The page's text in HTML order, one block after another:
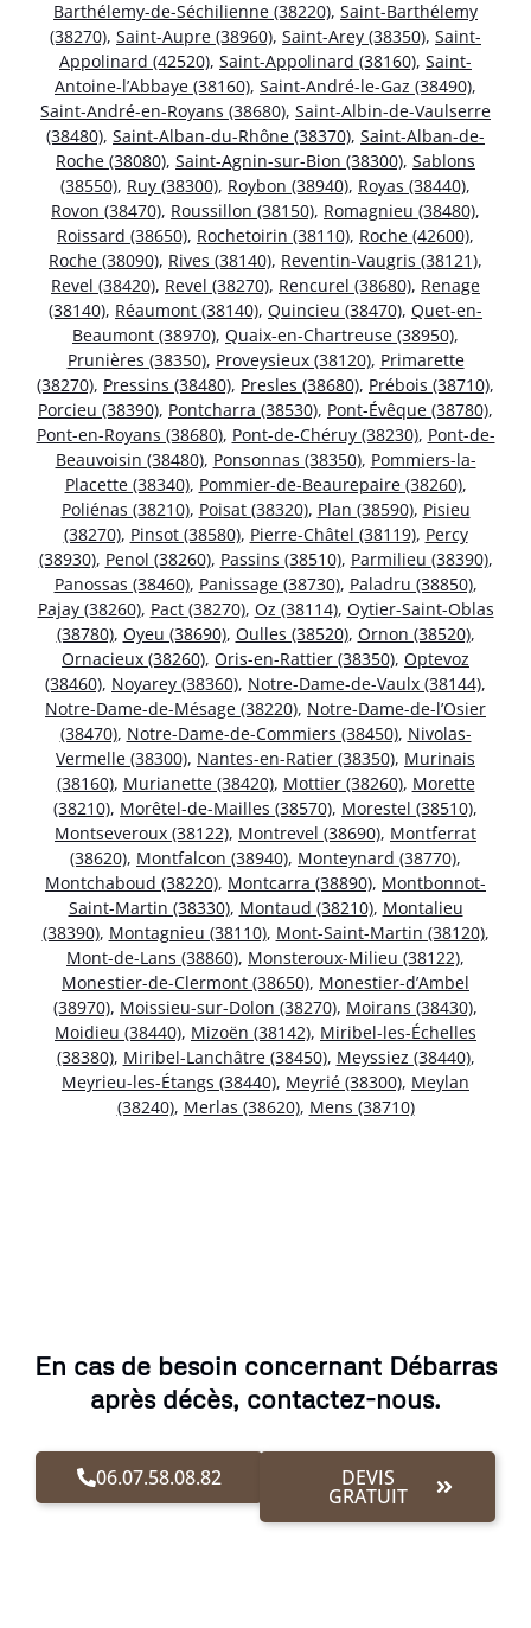
Barthélemy-de-Séchilienne (38220), Saint-Barthélemy
(38270), Saint-Aupre (38960), Saint-Arey (38350), Saint-
Appolinard (42520), Saint-Appolinard (38160), Saint-
Antoine-l’Abbaye (38160), Saint-André-le-Gaz (38490),
Saint-André-en-Royans (38680), Saint-Albin-de-Vaulserre
(38480), Saint-Alban-du-Rhône (38370), Saint-Alban-de-
Roche (38080), Saint-Agnin-sur-Bion (38300), Sablons
(38550), Ruy (38300), Roybon (38940), Royas (38440),
Rovon (38470), Roussillon (38150), Romagnieu (38480),
Roissard (38650), Rochetoirin (38110), Roche (42600),
Roche (38090), Rives (38140), Reventin-Vaugris (38121),
Revel (38420), Revel (38270), Rencurel (38680), Renage
(38140), Réaumont (38140), Quincieu (38470), Quet-en-
Beaumont (38970), Quaix-en-Chartreuse (38950),
Prunières (38350), Proveysieux (38120), Primarette
(38270), Pressins (38480), Presles (38680), Prébois (38710),
Porcieu (38390), Pontcharra (38530), Pont-Évêque (38780),
Pont-en-Royans (38680), Pont-de-Chéruy (38230), Pont-de-
Beauvoisin (38480), Ponsonnas (38350), Pommiers-la-
Placette (38340), Pommier-de-Beaurepaire (38260),
Poliénas (38210), Poisat (38320), Plan (38590), Pisieu
(38270), Pinsot (38580), Pierre-Châtel (38119), Percy
(38930), Penol (38260), Passins (38510), Parmilieu (38390),
Panossas (38460), Panissage (38730), Paladru (38850),
Pajay (38260), Pact (38270), Oz (38114), Oytier-Saint-Oblas
(38780), Oyeu (38690), Oulles (38520), Ornon (38520),
Ornacieux (38260), Oris-en-Rattier (38350), Optevoz
(38460), Noyarey (38360), Notre-Dame-de-Vaulx (38144),
Notre-Dame-de-Mésage (38220), Notre-Dame-de-l’Osier
(38470), Notre-Dame-de-Commiers (38450), Nivolas-
Vermelle (38300), Nantes-en-Ratier (38350), Murinais
(38160), Murianette (38420), Mottier (38260), Morette
(38210), Morêtel-de-Mailles (38570), Morestel (38510),
Montseveroux (38122), Montrevel (38690), Montferrat
(38620), Montfalcon (38940), Monteynard (38770),
Montchaboud (38220), Montcarra (38890), Montbonnot-
Saint-Martin (38330), Montaud (38210), Montalieu
(38390), Montagnieu (38110), Mont-Saint-Martin (38120),
Mont-de-Lans (38860), Monsteroux-Milieu (38122),
Monestier-de-Clermont (38650), Monestier-d’Ambel
(38970), Moissieu-sur-Dolon (38270), Moirans (38430),
Moidieu (38440), Mizoën (38142), Miribel-les-Échelles
(38380), Miribel-Lanchâtre (38450), Meyssiez (38440),
Meyrieu-les-Étangs (38440), Meyrié (38300), Meylan
(38240), Merlas (38620), Mens (38710)
En cas de besoin concernant Débarras
après décès, contactez-nous.
06.07.58.08.82 DEVIS
GRATUIT